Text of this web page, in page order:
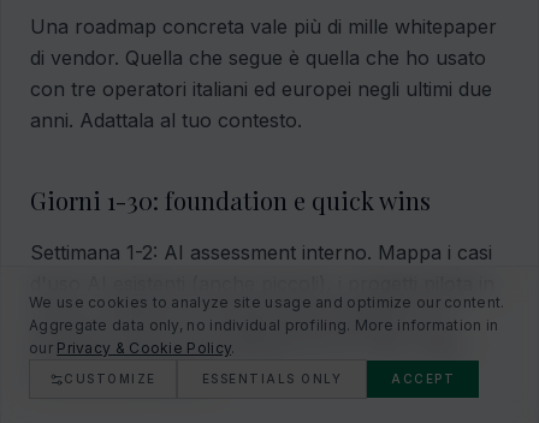
Una roadmap concreta vale più di mille whitepaper
di vendor. Quella che segue è quella che ho usato
con tre operatori italiani ed europei negli ultimi due
anni. Adattala al tuo contesto.
Giorni 1-30: foundation e quick wins
Settimana 1-2: AI assessment interno. Mappa i casi
corso, le data source disponibili. Identifica i tre
business owner più ambiziosi (CTO, COO, Chief
Commercial Officer).
We use cookies to analyze site usage and optimize our content.
Aggregate data only, no individual profiling. More information in
our Privacy & Cookie Policy.
CUSTOMIZE ESSENTIALS ONLY ACCEPT